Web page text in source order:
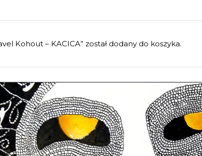
Kohout – KACICA” został dodany do koszyka.